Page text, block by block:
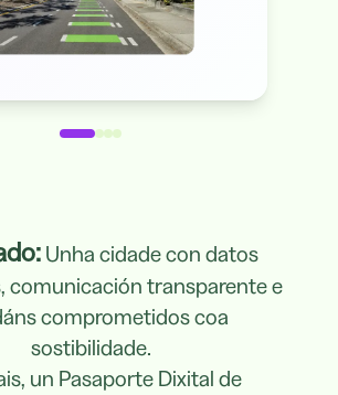
Unha cidade con datos
comunicación transparente e
comprometidos coa
sostibilidade.
un Pasaporte Dixital de